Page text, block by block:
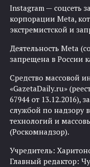
Instagram — соцсеть
корпорации Meta,
экстремистской и
Деятельность Meta
запрещена в России
Средство массовой
«GazetaDaily.ru»
67944 от 13.12.2016),
службой по надзору
технологий и
(Роскомнадзор).
Учредитель:
Главный редактор: